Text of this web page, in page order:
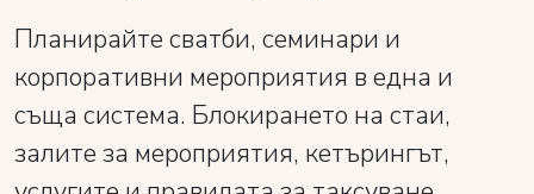
Планирайте сватби, семинари и
корпоративни мероприятия в една и
съща система. Блокирането на стаи,
залите за мероприятия, кетърингът,